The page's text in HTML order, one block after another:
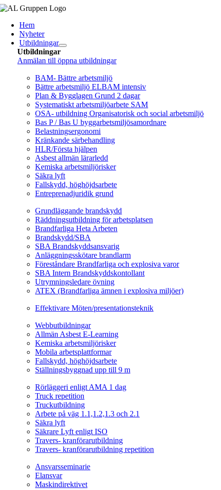
Fortsätt
innehållet
Hem
Nyheter
Utbildningar
Utbildningar
Anmälan till öppna utbildningar
BAM- Bättre arbetsmiljö
Bättre arbetsmiljö ELBAM intensiv
Plan & Bygglagen Grund 2 dagar
Systematiskt arbetsmiljöarbete SAM
OSA- utbildning Organisatorisk och social arbetsmiljö
Bas P / Bas U byggarbetsmiljösamordnare
Belastningsergonomi
Kränkande särbehandling
HLR/Första hjälpen
Asbest allmän lärarledd
Kemiska arbetsmiljörisker
Säkra lyft
Fallskydd, höghöjdsarbete
Entreprenadjuridik grund
Grundläggande brandskydd
Räddningsutbildning för arbetsplatsen
Brandfarliga Heta Arbeten
Brandskydd/SBA
SBA Brandskyddsansvarig
Anläggningsskötare brandlarm
Föreståndare Brandfarliga och explosiva varor
SBA Intern Brandskyddskontollant
Utrymningsledare övning
ATEX (Brandfarliga ämnen i explosiva miljöer)
Effektivare Möten/presentationsteknik
Webbutbildningar
Allmän Asbest E-Learning
Kemiska arbetsmiljörisker
Mobila arbetsplattformar
Fallskydd, höghöjdsarbete
Ställningsbyggnad upp till 9 m
Rörläggeri enligt AMA 1 dag
Truck repetition
Truckutbildning
Arbete på väg 1.1,1.2,1.3 och 2.1
Säkra lyft
Säkrare Lyft enligt ISO
Travers- kranförarutbildning
Travers- kranförarutbildning repetition
Ansvarsseminarie
Elansvar
Maskindirektivet